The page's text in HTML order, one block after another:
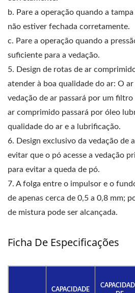
b. Pare a operação quando a
não estiver fechada corretamente.
c. Pare a operação quando a
suficiente para a vedação.
5. Design de rotas de ar
atender à boa qualidade do ar: O
vedação de ar passará por um
ar comprimido passará por óleo
qualidade do ar e a lubrificação.
6. Design exclusivo da vedação de
evitar que o pó acesse a vedação
para evitar a queda de pó.
7. A folga entre o impulsor e o
de apenas cerca de 0,5 a 0,8 mm;
de mistura pode ser alcançada.
Ficha De Especificações
CAPACIDADE